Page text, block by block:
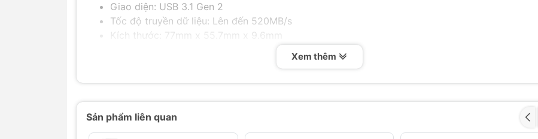
Giao diện: USB 3.1 Gen 2
Tốc độ truyền dữ liệu: Lên đến 520MB/s
Kích thước: 77mm x 55.7mm x 9.6mm
Tính năng nổi bật của ổ cứng SSD ESD230C
Tốc độ truyền dữ liệu siêu nhanh:Với giao diện USB 3.1 Gen 2 và hỗ trợ UASP, ESD230C cho
Xem thêm
Sản phẩm liên quan